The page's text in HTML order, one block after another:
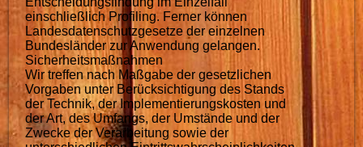
einschließlich Profiling. Ferner können
Landesdatenschutzgesetze der einzelnen
Bundesländer zur Anwendung gelangen.
Sicherheitsmaßnahmen
Wir treffen nach Maßgabe der gesetzlichen
Vorgaben unter Berücksichtigung des Stands
der Technik, der Implementierungskosten und
der Art, des Umfangs, der Umstände und der
Zwecke der Verarbeitung sowie der